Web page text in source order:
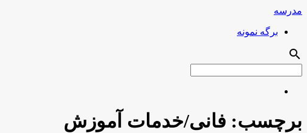
مدرسه
برگه نمونه
search
برچسب: فانی/خدمات آموزش